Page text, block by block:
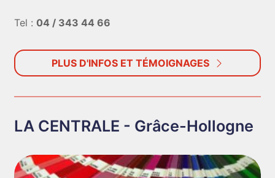
Tel : 04 / 343 44 66
PLUS D'INFOS ET TÉMOIGNAGES
LA CENTRALE - Grâce-Hollogne